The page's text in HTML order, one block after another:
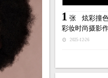
1 张炫彩撞
彩妆时尚摄影
2025-12-26